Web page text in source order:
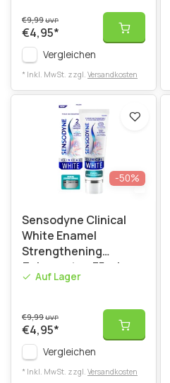
€9,99UVP
€4,95*
Vergleichen
* Inkl. MwSt. zzgl. Versandkosten
-50%
Sensodyne Clinical
White Enamel
Strengthening
Zahnpasta - 75 ml
Auf Lager
€9,99UVP
€4,95*
Vergleichen
* Inkl. MwSt. zzgl. Versandkosten